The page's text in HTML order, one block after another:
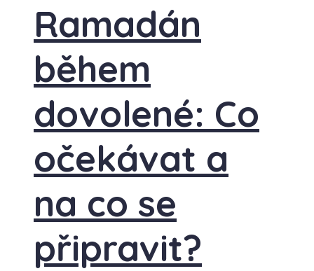
Ramadán
během
dovolené: Co
očekávat a
na co se
připravit?